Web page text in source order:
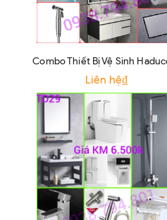
Combo Thiết Bị Vệ Sinh
Liên hệ₫